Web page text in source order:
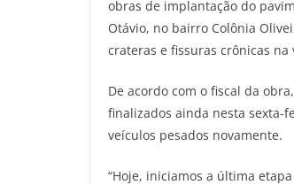
e
b
o
o
k
er l gr
a
m
s
obras de implantação do
Otávio, no bairro Colônia
crateras e fissuras crônicas na
De acordo com o fiscal da
finalizados ainda nesta sexta-
veículos pesados novamente.
“Hoje, iniciamos a última